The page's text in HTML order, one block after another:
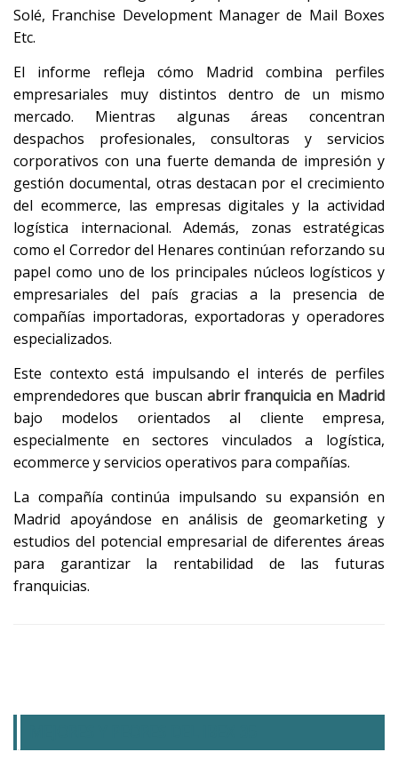
Solé, Franchise Development Manager de Mail Boxes
Etc.
El informe refleja cómo Madrid combina perfiles
empresariales muy distintos dentro de un mismo
mercado. Mientras algunas áreas concentran
despachos profesionales, consultoras y servicios
corporativos con una fuerte demanda de impresión y
gestión documental, otras destacan por el crecimiento
del ecommerce, las empresas digitales y la actividad
logística internacional. Además, zonas estratégicas
como el Corredor del Henares continúan reforzando su
papel como uno de los principales núcleos logísticos y
empresariales del país gracias a la presencia de
compañías importadoras, exportadoras y operadores
especializados.
Este contexto está impulsando el interés de perfiles
emprendedores que buscan abrir franquicia en Madrid
bajo modelos orientados al cliente empresa,
especialmente en sectores vinculados a logística,
ecommerce y servicios operativos para compañías.
La compañía continúa impulsando su expansión en
Madrid apoyándose en análisis de geomarketing y
estudios del potencial empresarial de diferentes áreas
para garantizar la rentabilidad de las futuras
franquicias.